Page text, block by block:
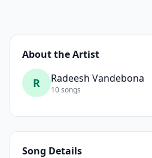
About the Artist
R Radeesh Vandebona
10 songs
Song Details